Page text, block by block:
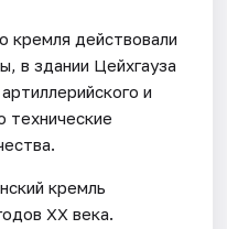
кремля действовали
в здании Цейхгауза
и
технические
кремль
XX века.